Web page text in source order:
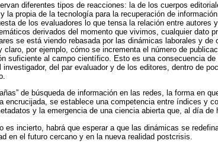
diferentes tipos de reacciones: la de los cuerpos
la propia de la tecnología para la recuperación de
de los evaluadores lo que tensa la relación entre autores
derivados del momento que vivimos, cualquier dato
se está viendo rebasada por las dinámicas laborales y
claro, por ejemplo, cómo se incrementa el número de
suficiente al campo científico. Esto es una consecuencia
del par evaluador y de los editores, dentro de
de búsqueda de información en las redes, la forma en
encrucijada, se establece una competencia entre índices y
y la emergencia de una ciencia abierta que, al día de
es incierto, habrá que esperar a que las dinámicas se
en el futuro cercano y en la nueva realidad postcrisis.